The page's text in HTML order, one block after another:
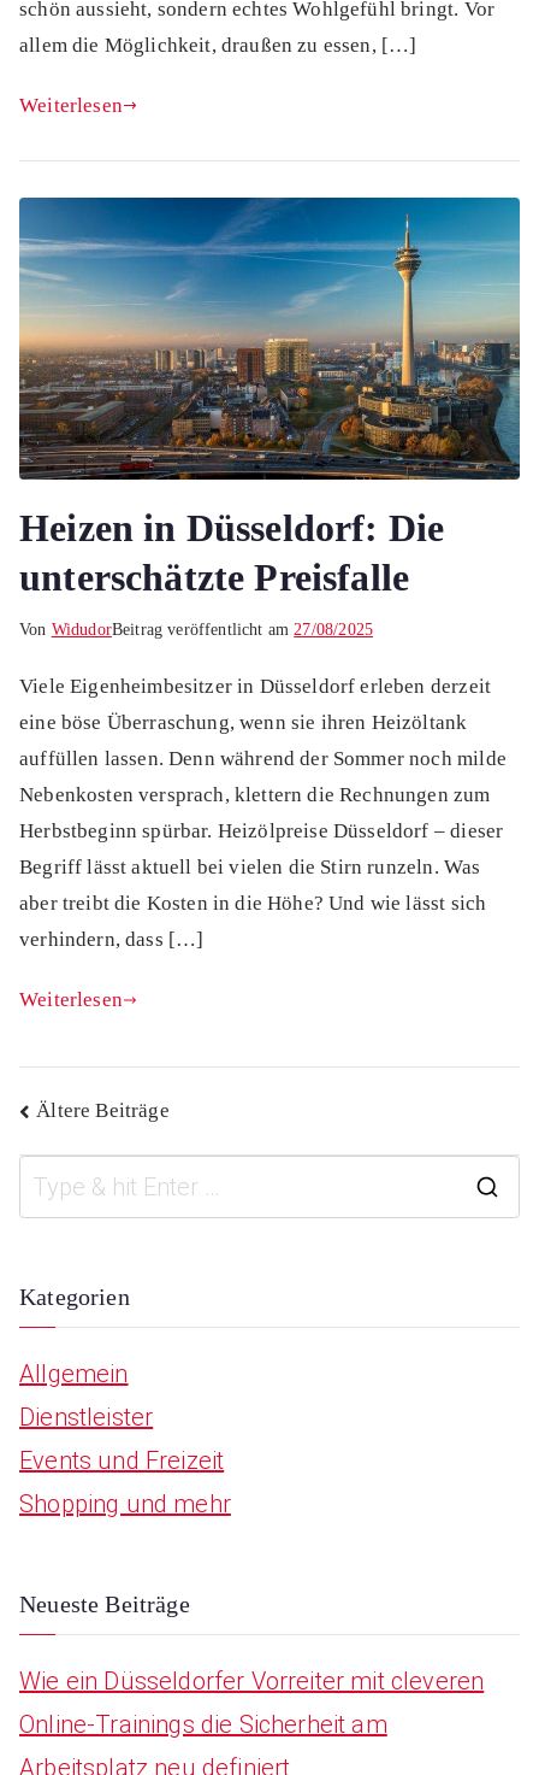
schön aussieht, sondern echtes Wohlgefühl bringt. Vor
allem die Möglichkeit, draußen zu essen, […]
Weiterlesen
Heizen in Düsseldorf: Die
unterschätzte Preisfalle
Von WidudorBeitrag veröffentlicht am27/08/2025
Viele Eigenheimbesitzer in Düsseldorf erleben derzeit
eine böse Überraschung, wenn sie ihren Heizöltank
auffüllen lassen. Denn während der Sommer noch milde
Nebenkosten versprach, klettern die Rechnungen zum
Herbstbeginn spürbar. Heizölpreise Düsseldorf – dieser
Begriff lässt aktuell bei vielen die Stirn runzeln. Was
aber treibt die Kosten in die Höhe? Und wie lässt sich
verhindern, dass […]
Weiterlesen
Beitragsnavigation
Ältere Beiträge
r
Kategorien
Allgemein
Dienstleister
Events und Freizeit
Shopping und mehr
Neueste Beiträge
Wie ein Düsseldorfer Vorreiter mit cleveren
Online-Trainings die Sicherheit am
Arbeitsplatz neu definiert